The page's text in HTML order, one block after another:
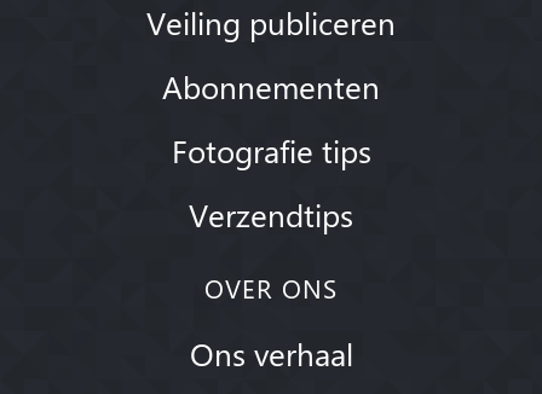
Veiling publiceren
Abonnementen
Fotografie tips
Verzendtips
OVER ONS
Ons verhaal